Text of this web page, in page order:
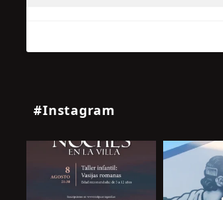
#Instagram